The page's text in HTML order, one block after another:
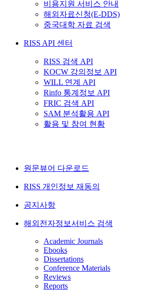
비용지원 서비스 안내
해외자료신청(E-DDS)
중국대학 자료 검색
RISS API 센터
RISS 검색 API
KOCW 강의정보 API
WILL 연계 API
Rinfo 통계정보 API
FRIC 검색 API
SAM 분석활용 API
활용 및 참여 현황
원문뷰어 다운로드
RISS 개인정보 재동의
공지사항
해외전자정보서비스 검색
Academic Journals
Ebooks
Dissertations
Conference Materials
Reviews
Reports